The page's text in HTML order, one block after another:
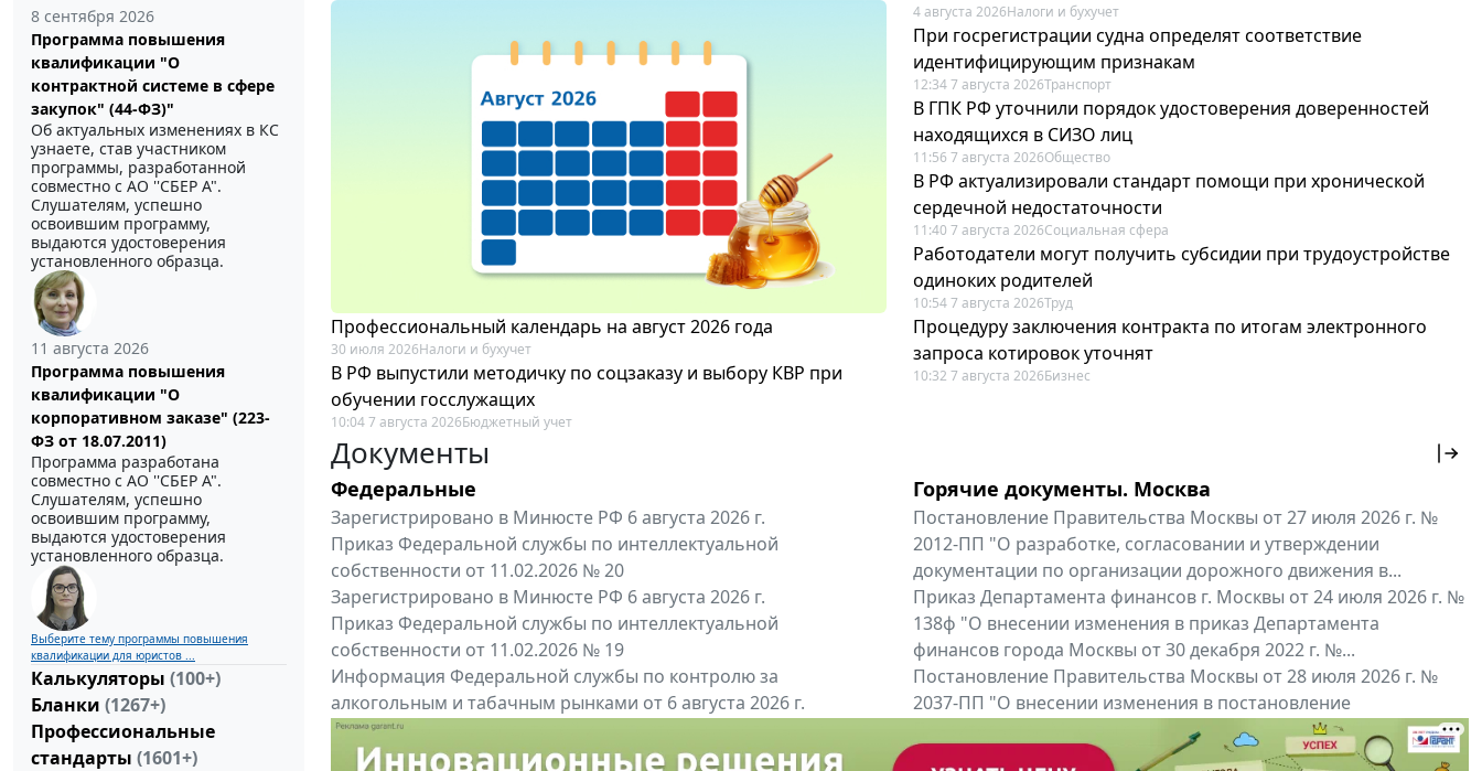
8 сентября 2026
Программа повышения
квалификации "О
контрактной системе в сфере
закупок" (44-ФЗ)"
Об актуальных изменениях в КС
узнаете, став участником
программы, разработанной
совместно с АО ''СБЕР А".
Слушателям, успешно
освоившим программу,
выдаются удостоверения
установленного образца.
11 августа 2026
Программа повышения
квалификации "О
корпоративном заказе" (223-
ФЗ от 18.07.2011)
Программа разработана
совместно с АО ''СБЕР А".
Слушателям, успешно
освоившим программу,
выдаются удостоверения
установленного образца.
Выберите тему программы повышения
квалификации для юристов ...
Калькуляторы (100+)
Бланки (1267+)
Профессиональные
стандарты (1601+)
Профессиональный календарь на август 2026 года
30 июля 2026Налоги и бухучет
В РФ выпустили методичку по соцзаказу и выбору КВР при
обучении госслужащих
10:04 7 августа 2026Бюджетный учет
4 августа 2026Налоги и бухучет
При госрегистрации судна определят соответствие
идентифицирующим признакам
12:34 7 августа 2026Транспорт
В ГПК РФ уточнили порядок удостоверения доверенностей
находящихся в СИЗО лиц
11:56 7 августа 2026Общество
В РФ актуализировали стандарт помощи при хронической
сердечной недостаточности
11:40 7 августа 2026Социальная сфера
Работодатели могут получить субсидии при трудоустройстве
одиноких родителей
10:54 7 августа 2026Труд
Процедуру заключения контракта по итогам электронного
запроса котировок уточнят
10:32 7 августа 2026Бизнес
Документы
Федеральные
Зарегистрировано в Минюсте РФ 6 августа 2026 г.
Приказ Федеральной службы по интеллектуальной
собственности от 11.02.2026 № 20
Зарегистрировано в Минюсте РФ 6 августа 2026 г.
Приказ Федеральной службы по интеллектуальной
собственности от 11.02.2026 № 19
Информация Федеральной службы по контролю за
алкогольным и табачным рынками от 6 августа 2026 г.
"Вниманию производителей и импортёров алкогольной...
Все федеральные документы
Горячие документы. Москва
Постановление Правительства Москвы от 27 июля 2026 г. №
2012-ПП "О разработке, согласовании и утверждении
документации по организации дорожного движения в...
Приказ Департамента финансов г. Москвы от 24 июля 2026 г. №
138ф "О внесении изменения в приказ Департамента
финансов города Москвы от 30 декабря 2022 г. №...
Постановление Правительства Москвы от 28 июля 2026 г. №
2037-ПП "О внесении изменения в постановление
Правительства Москвы от 26 июля 2011 г. № 334-ПП"
Все региональные документы Мой регион ...